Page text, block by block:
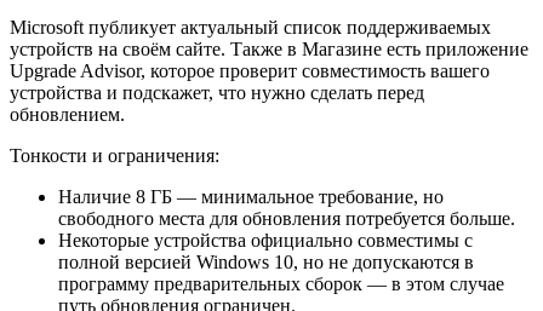
Microsoft публикует актуальный список поддерживаемых
устройств на своём сайте. Также в Магазине есть приложение
Upgrade Advisor, которое проверит совместимость вашего
устройства и подскажет, что нужно сделать перед
обновлением.
Тонкости и ограничения:
Наличие 8 ГБ — минимальное требование, но
свободного места для обновления потребуется больше.
Некоторые устройства официально совместимы с
полной версией Windows 10, но не допускаются в
программу предварительных сборок — в этом случае
путь обновления ограничен.